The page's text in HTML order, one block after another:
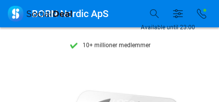
Tilgængelig 7 dage om ugen
10+ millioner medlemmer
Tilgængelig 7 dage om ugen
Available until 23:00
 BORN Nordic ApS